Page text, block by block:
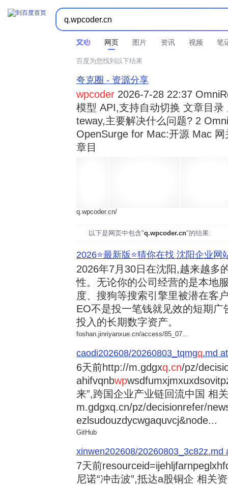
网页 图片 资讯 视频 笔
时间不限  所有网页和文件  站点内检索 
百度为您找到以下结果
夸克圈 - 资源分享
wpcoder 2026-7-28 22:37
模型 API,支持自动切换 文章目
teway,主要解决什么问题? 2
OpenSurge for Mac:开源 Mac
章目
q.wpcoder.cn/
以下是网页中包含"q.wpcoder.cn"的结果:
2026⭐️最新版⭐️猜你在找 沈阳企业网
2026年7月30日在沈阳,越来越多
性。无论你的公司经营的是本地
度、搜狗等搜索引擎里被潜在客
EO不是投一笔钱就见效的短期
投入的长期数字资产。
foshan.jinriyanxue.cn/access/85_07...
caodi202608/20260803_tqmgq.md
6天前http://m.gdgxq.cn/pz/
ahifvqnbwp
来”,跨国企业产业链回流中国 相
m.gdgxq.cn/pz/decisionrefer/
ezlsudouzdycwgaquvcj&node...
GitHub
xinwen202608/20260803_3c82z.md
7天前
尼诺“冲击波”,抵达a股铜企 相关